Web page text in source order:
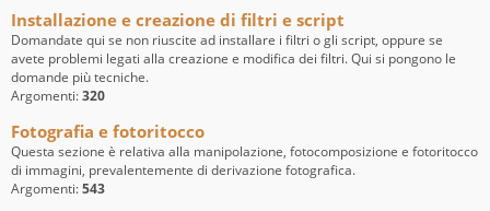
Installazione e creazione di filtri e script
Domandate qui se non riuscite ad installare i filtri o gli script, oppure se
avete problemi legati alla creazione e modifica dei filtri. Qui si pongono le
domande più tecniche.
Argomenti:320
Fotografia e fotoritocco
Questa sezione è relativa alla manipolazione, fotocomposizione e fotoritocco
di immagini, prevalentemente di derivazione fotografica.
Argomenti:543